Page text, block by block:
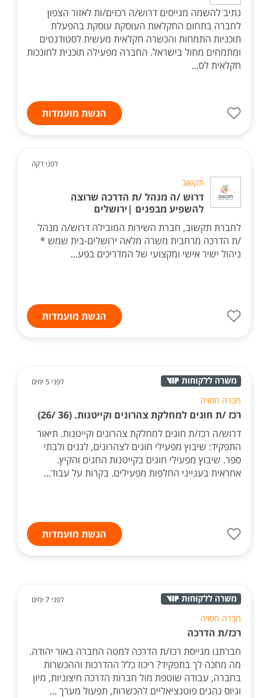
נתיב להשמה מגייסים דרוש/ה רכזים/ות לאזור הצפון
לחברה בתחום החקלאות העוסקת עוסקת בהפעלת
תוכניות התמחות והכשרה חקלאית מעשית לסטודנטים
ומתמחים מחול בישראל. החברה מפעילה תוכנית לחונכות
חקלאית לס...
הגשת מועמדות
לפני דקה
תקשוב
דרוש /ה מנהל /ת הדרכה שרוצה
להשפיע מבפנים |ירושלים
לחברת תקשוב, חברת השירות המובילה דרוש/ה מנהל
/ת הדרכה מרחבית משרה מלאה ירושלים-בית שמש *
ניהול ישיר אישי ומקצועי של המדריכים בפע...
הגשת מועמדות
לפני 5 ימים
חברה חסויה
רכז /ת חוגים למחלקת צהרונים וקייטנות. (36 /26)
דרוש/ה רכז/ת חוגים למחלקת צהרונים וקייטנות. תיאור
התפקיד: שיבוץ מפעילי חוגים לצהרונים, לגנים ולבתי
ספר. שיבוץ מפעילי חוגים בקייטנות החגים והקיץ.
אחראית בענייני החלפות מפעילים. בקרות על עבוד...
הגשת מועמדות
לפני 7 ימים
חברה חסויה
רכז/ת הדרכה
חברתנו מגייסת רכז/ת הדרכה למטה החברה באור יהודה.
מה מחכה לך בתפקיד? ריכוז כלל ההדרכות וההכשרות
בחברה, עבודה שוטפת מול חברות הדרכה חיצוניות, מיון
וגיוס נהגים פוטנציאליים להכשרות, תפעול מערך ...